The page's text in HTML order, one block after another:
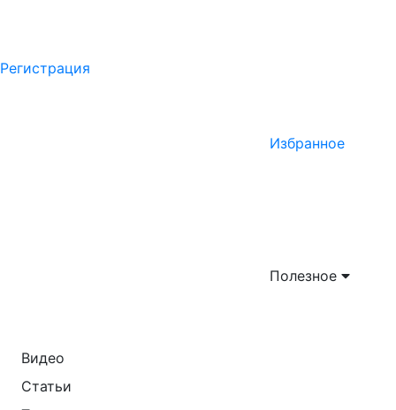
Регистрация
Избранное
Полезное
Видео
Статьи